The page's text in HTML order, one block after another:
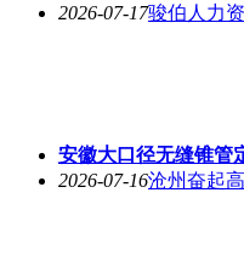
2026-07-17骏伯人力
安徽大口径无缝锥管
2026-07-16沧州奋起